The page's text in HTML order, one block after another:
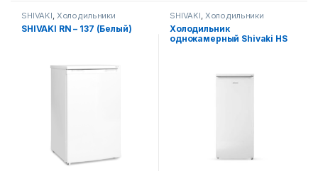
SHIVAKI, Холодильники
SHIVAKI RN – 137 (Белый)
SHIVAKI, Холодильники
Холодильник
однокамерный Shivaki HS